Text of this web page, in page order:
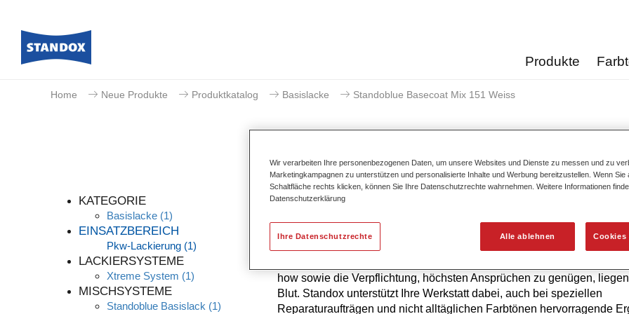
Produkte
Home Neue Produkte Produktkatalog Basislacke Standoblue Basecoat Mix 151 Weiss
KATEGORIE
Basislacke (1)
EINSATZBEREICH
Pkw-Lackierung (1)
LACKIERSYSTEME
Xtreme System (1)
MISCHSYSTEME
Standoblue Basislack (1)
Standoblue Basecoat
Die höchste Farbtongenauigkeit von Standoblue Basislack ist das
how sowie die Verpflichtung, höchsten Ansprüchen zu genügen,
Blut. Standox unterstützt Ihre Werkstatt dabei, auch bei speziellen
Reparaturaufträgen und nicht alltäglichen Farbtönen hervorragende
Wir verarbeiten Ihre personenbezogenen Daten, um unsere Websites und Dienste zu messen und zu
Marketingkampagnen zu unterstützen und personalisierte Inhalte und Werbung bereitzustellen. Wenn Sie
Schaltfläche rechts klicken, können Sie Ihre Datenschutzrechte wahrnehmen. Weitere Informationen
Datenschutzerklärung
Alle ablehnen Cookies
Ihre Datenschutzrechte